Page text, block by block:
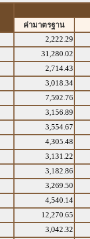
ค่ามาตรฐาน
2,222.29
31,280.02
2,714.43
3,018.34
7,592.76
3,156.89
3,554.67
4,305.48
3,131.22
3,182.86
3,269.50
4,540.14
12,270.65
3,042.32